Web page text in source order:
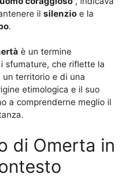
il silenzio e la
.
è un termine
sfumature, che riflette la
territorio e di una
etimologica e il suo
a comprenderne meglio il
di Omerta in